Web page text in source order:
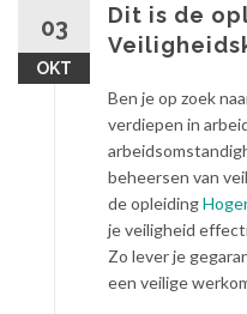
03
OKT
Dit is de
Ben je op zoek
verdiepen in
beheersen van
de opleiding
je veiligheid
Zo lever je
een veilige